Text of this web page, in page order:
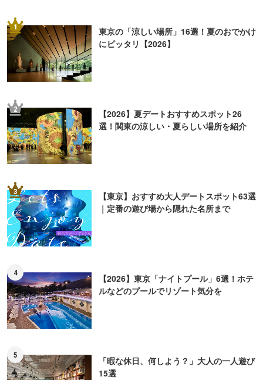
1
東京の「涼しい場所」16選！夏のおでかけ
にピッタリ【2026】
2
【2026】夏デートおすすめスポット26
選！関東の涼しい・夏らしい場所を紹介
3
【東京】おすすめ大人デートスポット63選
｜定番の遊び場から隠れた名所まで
4
【2026】東京「ナイトプール」6選！ホテ
ルなどのプールでリゾート気分を
5
「暇な休日、何しよう？」大人の一人遊び
15選